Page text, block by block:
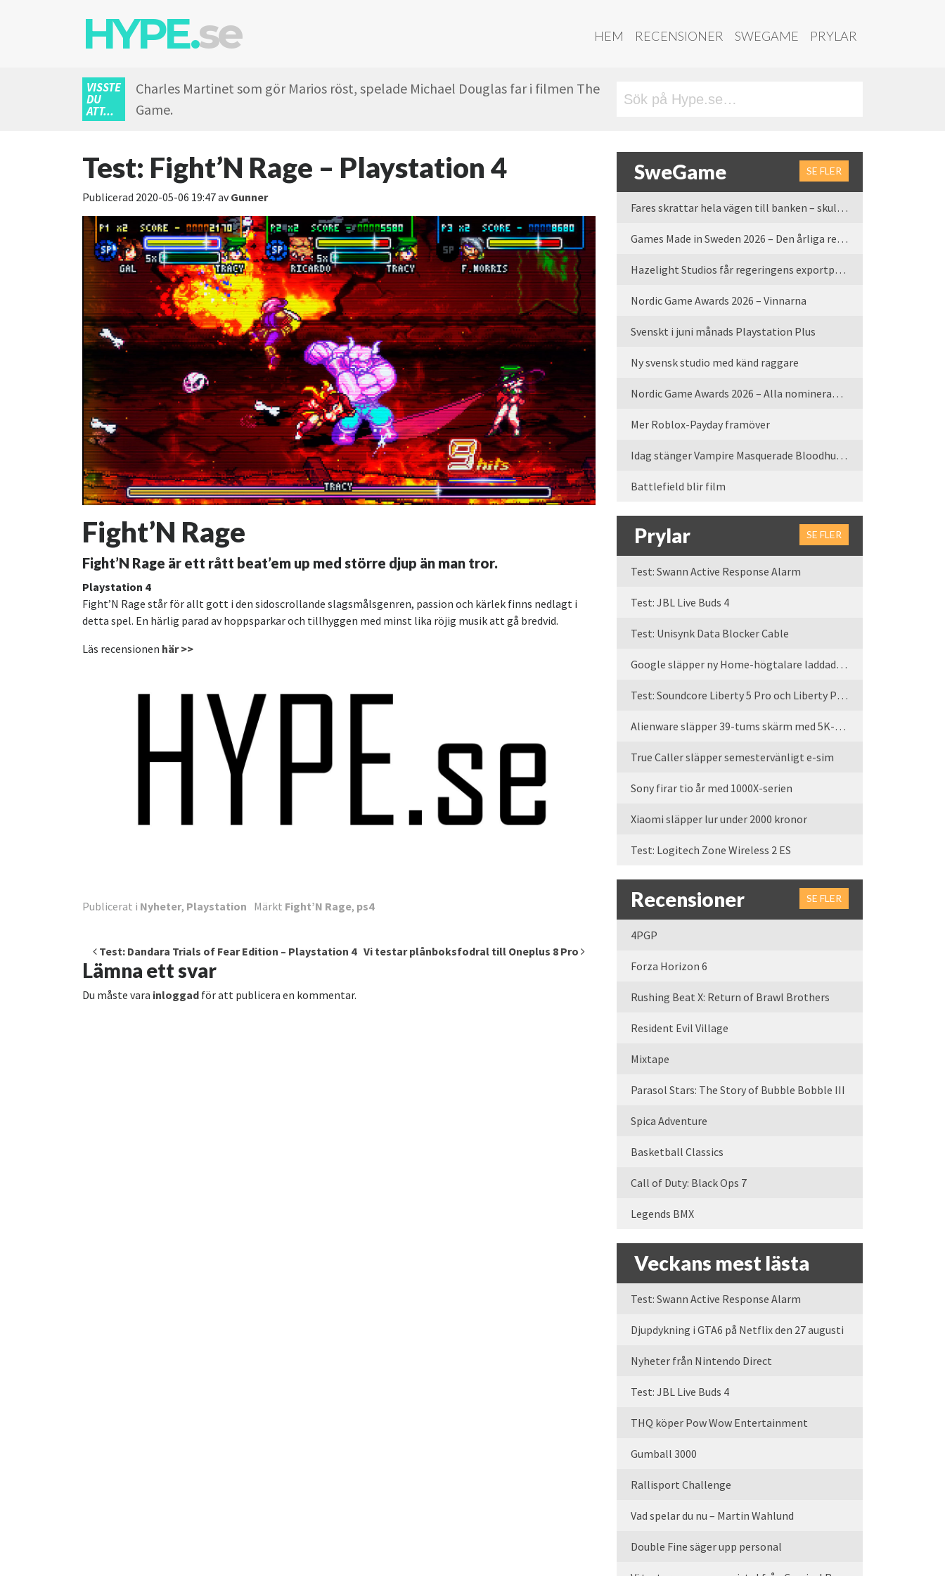
HYPE.se HEM RECENSIONER SWEGAME PRYLAR
VISSTE
DU
ATT...
Charles Martinet som gör Marios röst, spelade Michael Douglas far i filmen The
Game.
Test: Fight’N Rage – Playstation 4
Publicerad 2020-05-06 19:47avGunner
Fight’N Rage
Fight’N Rage är ett rått beat’em up med större djup än man tror.
Playstation 4
Fight’N Rage står för allt gott i den sidoscrollande slagsmålsgenren, passion och kärlek finns nedlagt i
detta spel. En härlig parad av hoppsparkar och tillhyggen med minst lika röjig musik att gå bredvid.
Läs recensionen här >>
Publicerat i Nyheter, Playstation Märkt Fight’N Rage, ps4
Inläggsnavigering
Test: Dandara Trials of Fear Edition – Playstation 4 Vi testar plånboksfodral till Oneplus 8 Pro
Lämna ett svar
Du måste vara inloggad för att publicera en kommentar.
SweGame SE FLER
Fares skrattar hela vägen till banken – skulle vi tro
Games Made in Sweden 2026 – Den årliga rean är tillbaka
Hazelight Studios får regeringens exportpris 2025
Nordic Game Awards 2026 – Vinnarna
Svenskt i juni månads Playstation Plus
Ny svensk studio med känd raggare
Nordic Game Awards 2026 – Alla nominerade spel
Mer Roblox-Payday framöver
Idag stänger Vampire Masquerade Bloodhunt servrarna
Battlefield blir film
Prylar SE FLER
Test: Swann Active Response Alarm
Test: JBL Live Buds 4
Test: Unisynk Data Blocker Cable
Google släpper ny Home-högtalare laddad med Gemini
Test: Soundcore Liberty 5 Pro och Liberty Pro Max
Alienware släpper 39-tums skärm med 5K-upplösning
True Caller släpper semestervänligt e-sim
Sony firar tio år med 1000X-serien
Xiaomi släpper lur under 2000 kronor
Test: Logitech Zone Wireless 2 ES
Recensioner SE FLER
4PGP
Forza Horizon 6
Rushing Beat X: Return of Brawl Brothers
Resident Evil Village
Mixtape
Parasol Stars: The Story of Bubble Bobble III
Spica Adventure
Basketball Classics
Call of Duty: Black Ops 7
Legends BMX
Veckans mest lästa
Test: Swann Active Response Alarm
Djupdykning i GTA6 på Netflix den 27 augusti
Nyheter från Nintendo Direct
Test: JBL Live Buds 4
THQ köper Pow Wow Entertainment
Gumball 3000
Rallisport Challenge
Vad spelar du nu – Martin Wahlund
Double Fine säger upp personal